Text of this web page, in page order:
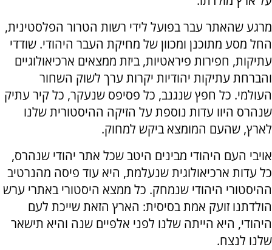
מרגע שהאתר עבר בפועל לידי רשות הטרור הפלסטינית,
החל מסע מתוכנן ומכוון של מחיקת העבר היהודי. שודדי
עתיקות, חפירות פיראטיות, ביזת ממצאים ארכיאולוגיים
והברחת עתיקות יהודיות יקרות ערך לשוק השחור
העולמי. כל חפץ שנגנב, כל פסיפס שנעקר, כל קיר עתיק
שנהרס היוו עדות נוספת על הזיקה ההיסטורית שלנו
לארץ, שהעם המומצא ביקש למחוק.
אויבי העם היהודי מבינים היטב שכל אתר יהודי שנהרס,
כל עדות ארכיאולוגית שנעלמת, היא עוד פיסה מהנרטיב
ההיסטורי היהודי שנמחק. כל ממצא היסטורי באתרי ערש
הולדתנו זועק אמת בסיסית: הארץ הזאת שייכת לעם
היהודי, היא הייתה שלנו לפני אלפיים שנה והיא תישאר
שלנו לנצח.